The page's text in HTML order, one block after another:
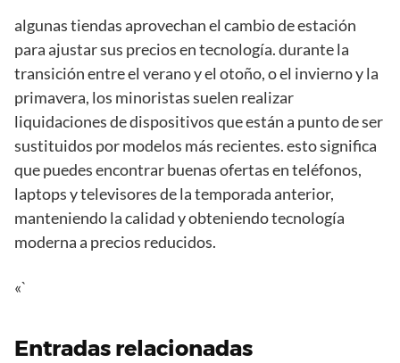
algunas tiendas aprovechan el cambio de estación
para ajustar sus precios en tecnología. durante la
transición entre el verano y el otoño, o el invierno y la
primavera, los minoristas suelen realizar
liquidaciones de dispositivos que están a punto de ser
sustituidos por modelos más recientes. esto significa
que puedes encontrar buenas ofertas en teléfonos,
laptops y televisores de la temporada anterior,
manteniendo la calidad y obteniendo tecnología
moderna a precios reducidos.
«`
Entradas relacionadas